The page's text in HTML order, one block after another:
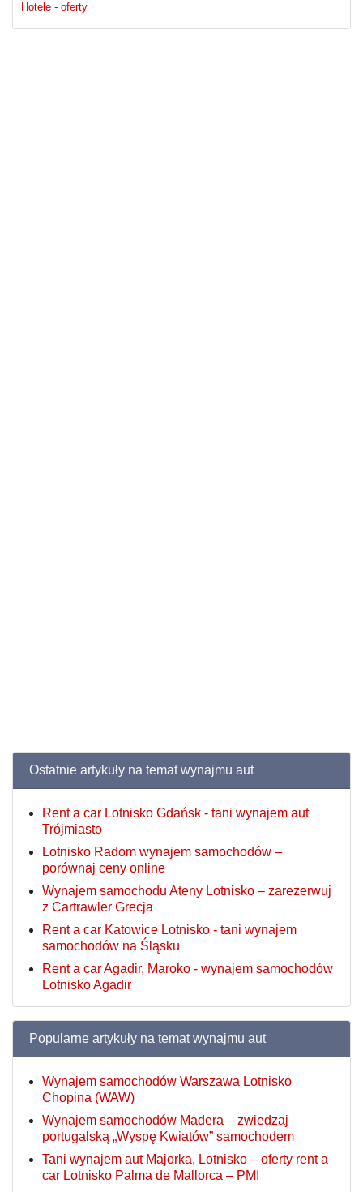
Hotele - oferty
Ostatnie artykuły na temat wynajmu aut
Rent a car Lotnisko Gdańsk - tani wynajem aut
Trójmiasto
Lotnisko Radom wynajem samochodów –
porównaj ceny online
Wynajem samochodu Ateny Lotnisko – zarezerwuj
z Cartrawler Grecja
Rent a car Katowice Lotnisko - tani wynajem
samochodów na Śląsku
Rent a car Agadir, Maroko - wynajem samochodów
Lotnisko Agadir
Popularne artykuły na temat wynajmu aut
Wynajem samochodów Warszawa Lotnisko
Chopina (WAW)
Wynajem samochodów Madera – zwiedzaj
portugalską „Wyspę Kwiatów” samochodem
Tani wynajem aut Majorka, Lotnisko – oferty rent a
car Lotnisko Palma de Mallorca – PMI